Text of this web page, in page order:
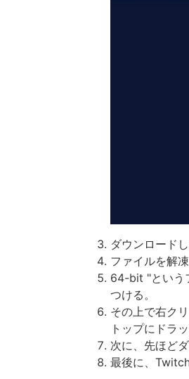
ダウンロード
ファイルを解
64-bit "という
つける。
その上で右ク
トップにドラ
次に、先ほど
最後に、